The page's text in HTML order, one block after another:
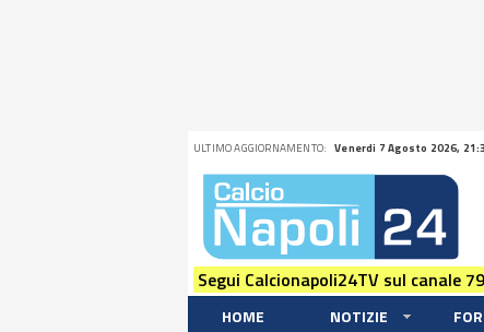
ULTIMO AGGIORNAMENTO: Venerdi 7 Agosto 2026,
Segui Calcionapoli24TV sul canale
HOME NOTIZIE